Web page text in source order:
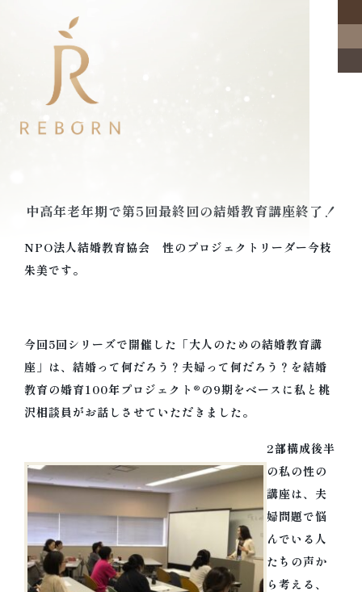
中高年老年期で第5回最終回の結婚教育講座終了！
名古屋 夫婦問題・離婚問題相談室・夫
婦カウンセリング リボーン
面/電話/オンラインで。名古屋で夫婦問題や離婚前
の相談、再構築やセックスレス、面会交流や共同養
育、DVやモラハラ等に悩む方を、それぞれの幸せに
導く。離婚カウンセラーであり面会交流事業経営者
の今枝朱美が、子供の権利を尊重した解決。
NPO法人結婚教育協会 性のプロジェクトリーダー今枝
朱美です。
今回5回シリーズで開催した「大人のための結婚教育講
座」は、結婚って何だろう？夫婦って何だろう？を結婚
教育の婚育100年プロジェクト®の9期をベースに私と桃
沢相談員がお話しさせていただきました。
2部構成後半
の私の性の
講座は、夫
婦問題で悩
んでいる人
たちの声か
ら考える、